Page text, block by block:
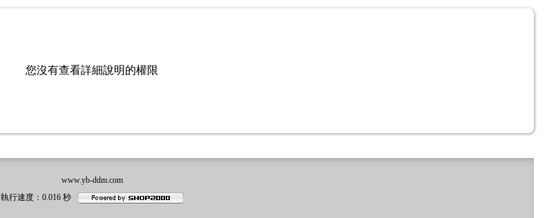
您沒有查看詳細說明的權限
www.yb-ddm.com
執行速度：0.016 秒